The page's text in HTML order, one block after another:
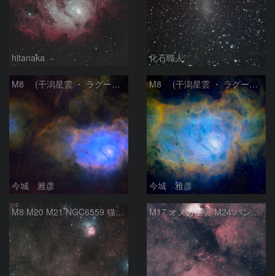
hltanaka 化石職人
M8 (干潟星雲 ・ ラグーン（Lagoon）星雲)
今城 雅彦
M8 (干潟星雲 ・ ラグーン（Lagoon）星雲)
今城 雅彦
M8 M20 M21 NGC6559 猫の手星雲 いて座 M17 オメガ星雲 M24 バンビの横顔 いて座